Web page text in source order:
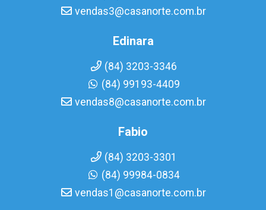
vendas3@casanorte.com.br
Edinara
(84) 3203-3346
(84) 99193-4409
vendas8@casanorte.com.br
Fabio
(84) 3203-3301
(84) 99984-0834
vendas1@casanorte.com.br